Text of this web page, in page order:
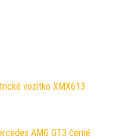
vozítko XMX613
AMG GT3 černé